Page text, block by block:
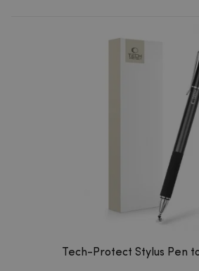
Tech-Protect Stylus Pen